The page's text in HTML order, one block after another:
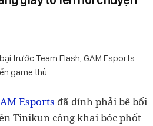
trước Team Flash, GAM Esports
game thủ.
Esports đã dính phải bê bối
Tinikun công khai bóc phốt